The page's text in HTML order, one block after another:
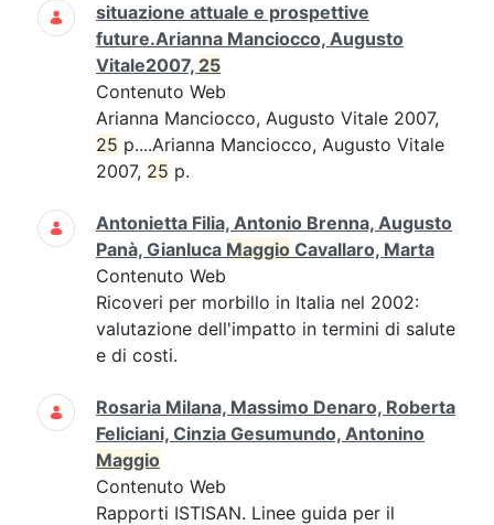
situazione attuale e prospettive
future.Arianna Manciocco, Augusto
Vitale2007, 25
Contenuto Web
Arianna Manciocco, Augusto Vitale 2007,
25 p....Arianna Manciocco, Augusto Vitale
2007, 25 p.
Antonietta Filia, Antonio Brenna, Augusto
Panà, Gianluca Maggio Cavallaro, Marta
Contenuto Web
Ricoveri per morbillo in Italia nel 2002:
valutazione dell'impatto in termini di salute
e di costi.
Rosaria Milana, Massimo Denaro, Roberta
Feliciani, Cinzia Gesumundo, Antonino
Maggio
Contenuto Web
Rapporti ISTISAN. Linee guida per il